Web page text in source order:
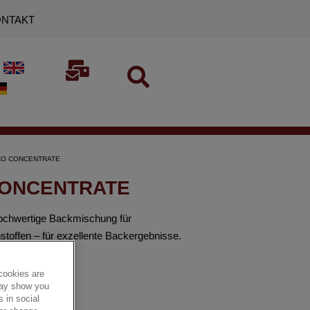
CONCENTRATE
Backmischung für
– für exzellente Backergebnisse.
are
show you
in social